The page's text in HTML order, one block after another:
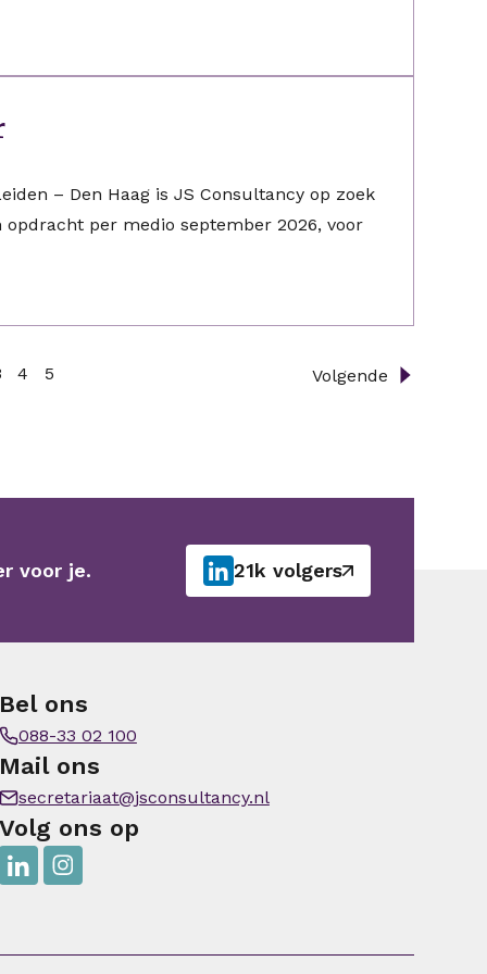
– Den Haag is JS Consultancy op zoek
per medio september 2026, voor
4 5 Volgende
voor je. 21k volgers
ons
088-33 02 100
ons
secretariaat@jsconsultancy.nl
ons op